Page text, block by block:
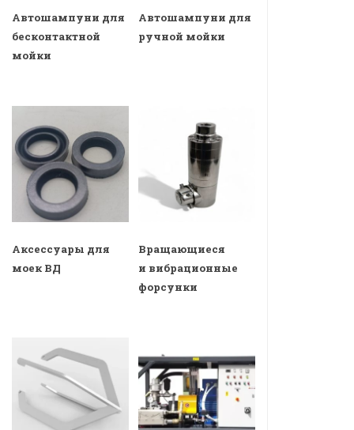
Автошампуни для
бесконтактной
мойки
Автошампуни для
ручной мойки
Аксессуары для
моек ВД
Вращающиеся
и вибрационные
форсунки